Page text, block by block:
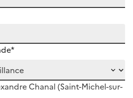
Chanal (Saint-Michel-sur-